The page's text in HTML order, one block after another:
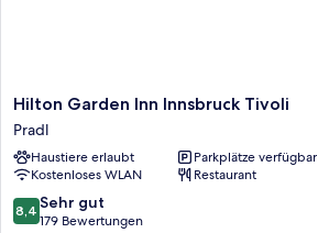
Hilton
Garden
Inn
Innsbruck
Tivoli
Pradl
Hilton Garden Inn Innsbruck Tivoli
Pradl
Haustiere erlaubt
Parkplätze verfügbar
Kostenloses WLAN
Restaurant
8.4
von
8,4 Sehr gut
179 Bewertungen